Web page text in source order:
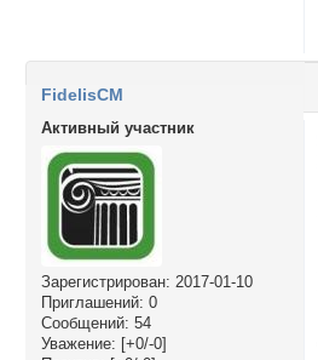
FidelisCM
Активный участник
Зарегистрирован: 2017-01-10
Приглашений: 0
Сообщений: 54
Уважение: [+0/-0]